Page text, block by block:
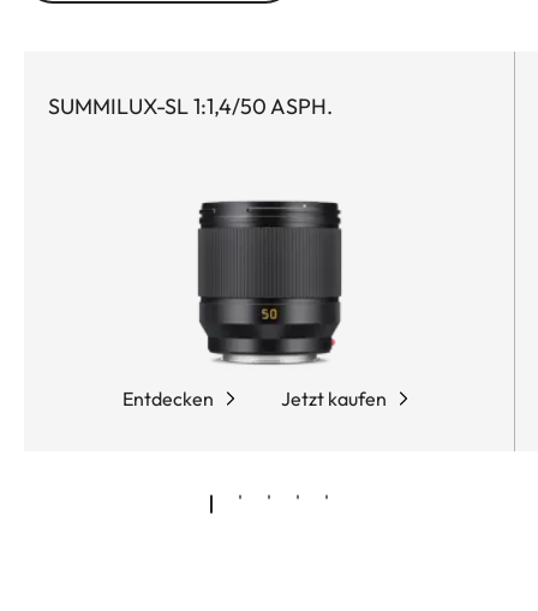
SUMMILUX-SL 1:1,4/50 ASPH.
Entdecken Jetzt kaufen